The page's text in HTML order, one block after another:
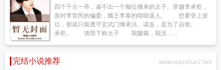
四个千古一帝，凑不出一个顺位继承的太子。穿越李承乾，
面对李世民的偏爱，魏王李泰的咄咄逼人。 想要登上皇
位，那就只能遵守玄武门继承法。谋反，是为了自救。
承乾。 请陛下称太子 我腿瘸，我没…...
完结小说推荐 www.xiaoshuo7.net